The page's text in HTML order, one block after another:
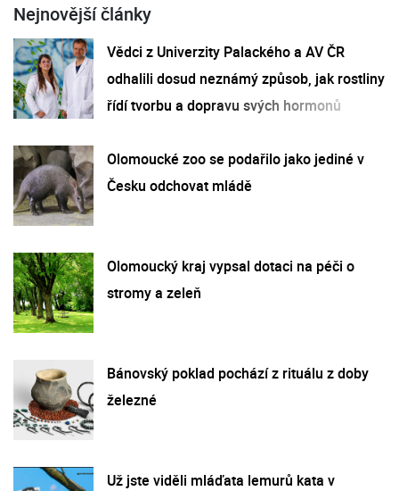
Nejnovější články
Vědci z Univerzity Palackého a AV ČR
odhalili dosud neznámý způsob, jak rostliny
řídí tvorbu a dopravu svých hormonů
Olomoucké zoo se podařilo jako jediné v
Česku odchovat mládě
Olomoucký kraj vypsal dotaci na péči o
stromy a zeleň
Bánovský poklad pochází z rituálu z doby
železné
Už jste viděli mláďata lemurů kata v